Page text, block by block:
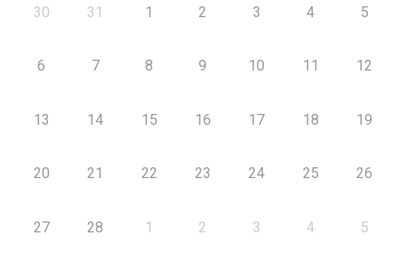
30 31 1 2 3 4 5
6 7 8 9 10 11 12
13 14 15 16 17 18 19
20 21 22 23 24 25 26
27 28 1 2 3 4 5